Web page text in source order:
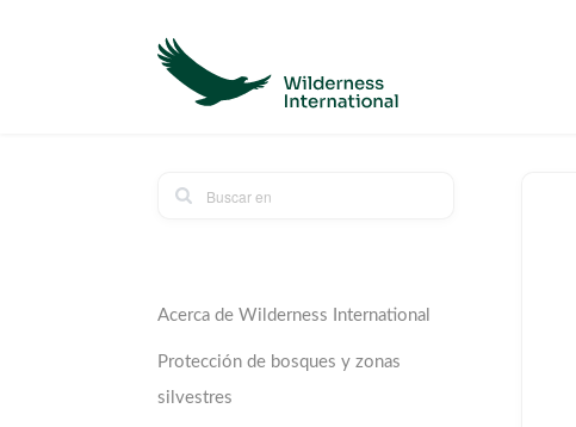
Acerca de Wilderness International
Protección de bosques y zonas
silvestres